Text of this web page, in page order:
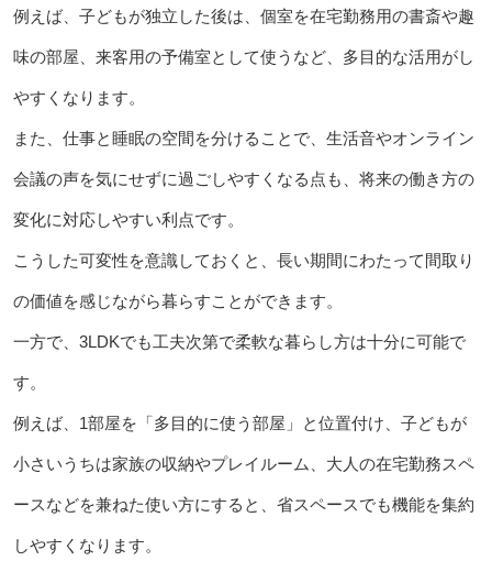
例えば、子どもが独立した後は、個室を在宅勤務用の書斎や趣
味の部屋、来客用の予備室として使うなど、多目的な活用がし
やすくなります。
また、仕事と睡眠の空間を分けることで、生活音やオンライン
会議の声を気にせずに過ごしやすくなる点も、将来の働き方の
変化に対応しやすい利点です。
こうした可変性を意識しておくと、長い期間にわたって間取り
の価値を感じながら暮らすことができます。
一方で、3LDKでも工夫次第で柔軟な暮らし方は十分に可能で
す。
例えば、1部屋を「多目的に使う部屋」と位置付け、子どもが
小さいうちは家族の収納やプレイルーム、大人の在宅勤務スペ
ースなどを兼ねた使い方にすると、省スペースでも機能を集約
しやすくなります。